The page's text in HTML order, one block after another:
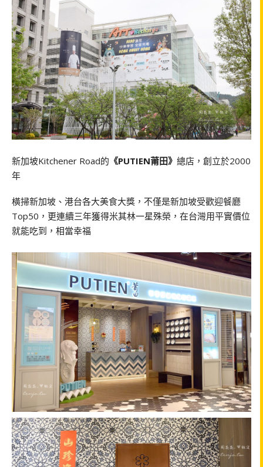
新加坡Kitchener Road的 《PUTIEN莆田》 總店，創立於2000
年
橫掃新加坡、港台各大美食大獎，不僅是新加坡受歡迎餐廳
Top50，更連續三年獲得米其林一星殊榮，在台灣用平實價位
就能吃到，相當幸福